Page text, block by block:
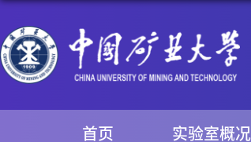
首页 实验室概况